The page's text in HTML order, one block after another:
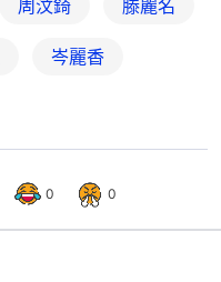
周汶錡 滕麗名
岑麗香
0 0